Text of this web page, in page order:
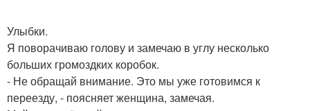
Улыбки.
Я поворачиваю голову и замечаю в углу несколько
больших громоздких коробок.
- Не обращай внимание. Это мы уже готовимся к
переезду, - поясняет женщина, замечая.